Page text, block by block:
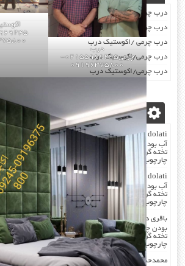
درب
چرمی02155969245-
09196375800
درب چرمی/اکوستیک درب
درب چرمی/اکوستیک درب
درب چرمی /اکوستیک درب
درب چرمی/اکوستیک درب
درب چرمی/اکوستیک درب
آخرین دیدگاه‌ها
dolati درصدا گیر…درب اکوستیک…چرم کردن درب با
آب بودن چرم …در هنگام چرم کردن همه ی درز های درب
تخته گرفته میشود که جلوی صدا را میگیرد . کار در محل
چارچوب فیکس میشود۰۹۱۹۶۳۷۵۸۰۰-۰۹۳۰۷۸۰۱۷۸۸مهندس دولتی
dolati
صدا گیر…درب اکوستیک…چرم کردن درب
آب بودن چرم …در هنگام چرم کردن همه ی درز های درب
تخته گرفته میشود که جلوی صدا را میگیرد . کار در محل
چارچوب فیکس میشود۰۹۱۹۶۳۷۵۸۰۰-۰۹۳۰۷۸۰۱۷۸۸مهندس دولتی
باقری در
صدا گیر…درب اکوستیک…چرم کردن درب با
بودن چرم …در هنگام چرم کردن همه ی درز های درب و
تخته گرفته میشود که جلوی صدا را میگیرد . کار در محل
چارچوب فیکس میشود۰۹۱۹۶۳۷۵۸۰۰-۰۹۳۰۷۸۰۱۷۸۸مهندس دولتی
محمدحسندر
صدا گیر…درب اکوستیک…چرم کردن